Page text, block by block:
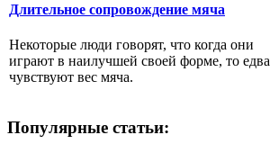
Длительное сопровождение мяча
Некоторые люди говорят, что когда они
играют в наилучшей своей форме, то едва
чувствуют вес мяча.
Популярные статьи: